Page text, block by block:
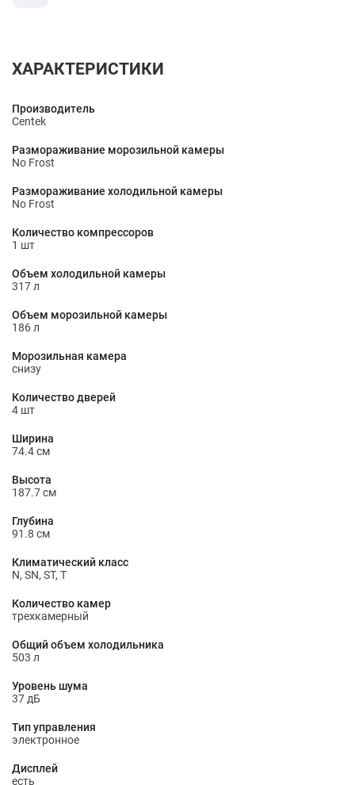
ХАРАКТЕРИСТИКИ
Производитель
Centek
Размораживание морозильной камеры
No Frost
Размораживание холодильной камеры
No Frost
Количество компрессоров
1 шт
Объем холодильной камеры
317 л
Объем морозильной камеры
186 л
Морозильная камера
снизу
Количество дверей
4 шт
Ширина
74.4 см
Высота
187.7 см
Глубина
91.8 см
Климатический класс
N, SN, ST, T
Количество камер
трехкамерный
Общий объем холодильника
503 л
Уровень шума
37 дБ
Тип управления
электронное
Дисплей
есть